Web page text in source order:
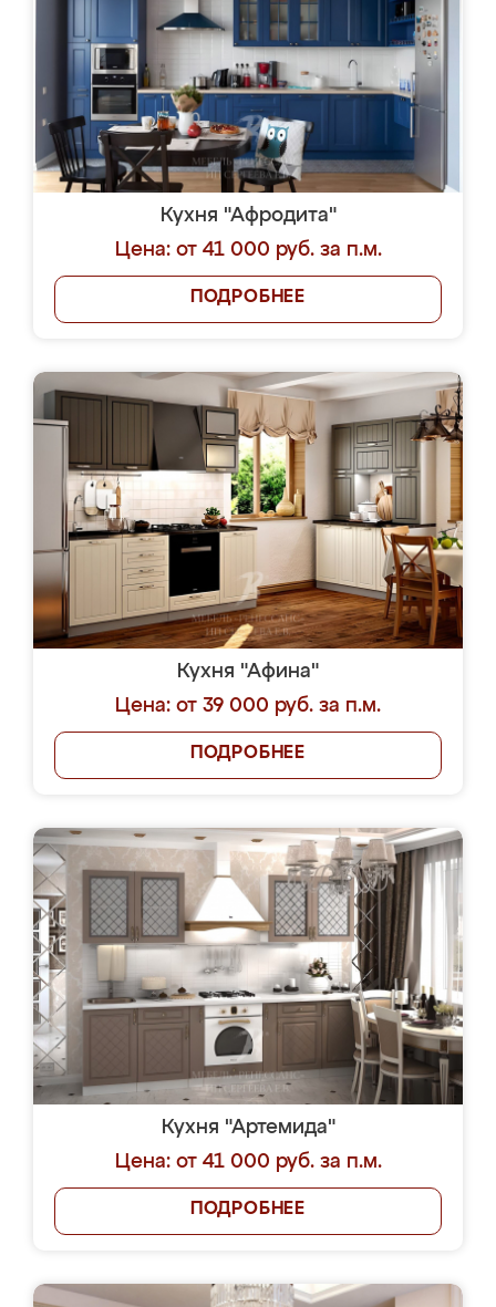
Кухня "Афродита"
Цена: от 41 000 руб. за п.м.
ПОДРОБНЕЕ
Кухня "Афина"
Цена: от 39 000 руб. за п.м.
ПОДРОБНЕЕ
Кухня "Артемида"
Цена: от 41 000 руб. за п.м.
ПОДРОБНЕЕ